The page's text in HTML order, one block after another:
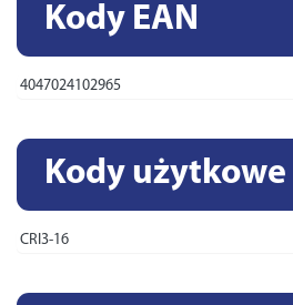
Kody EAN
4047024102965
Kody użytkowe
CRI3-16